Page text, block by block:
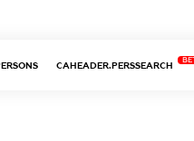
CAHEADER.PERSSEARCH